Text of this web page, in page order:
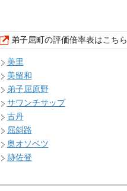
弟子屈町の評価倍率表はこちら
美里
美留和
弟子屈原野
サワンチサップ
古丹
屈斜路
奥オソベツ
跡佐登